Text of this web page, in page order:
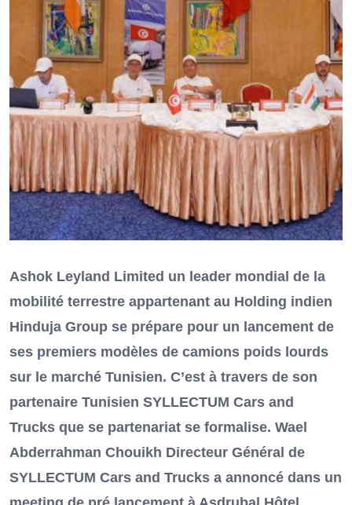
Ashok Leyland Limited un leader mondial de la
mobilité terrestre appartenant au Holding indien
Hinduja Group se prépare pour un lancement de
ses premiers modèles de camions poids lourds
sur le marché Tunisien. C’est à travers de son
partenaire Tunisien SYLLECTUM Cars and
Trucks que se partenariat se formalise. Wael
Abderrahman Chouikh Directeur Général de
SYLLECTUM Cars and Trucks a annoncé dans un